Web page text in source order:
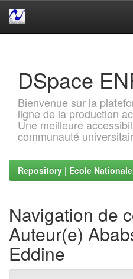
DSpace
Bienvenue sur la
ligne de la production
Une meilleure
communauté
Repository | Ecole
Navigation de
Auteur(e)
Eddine